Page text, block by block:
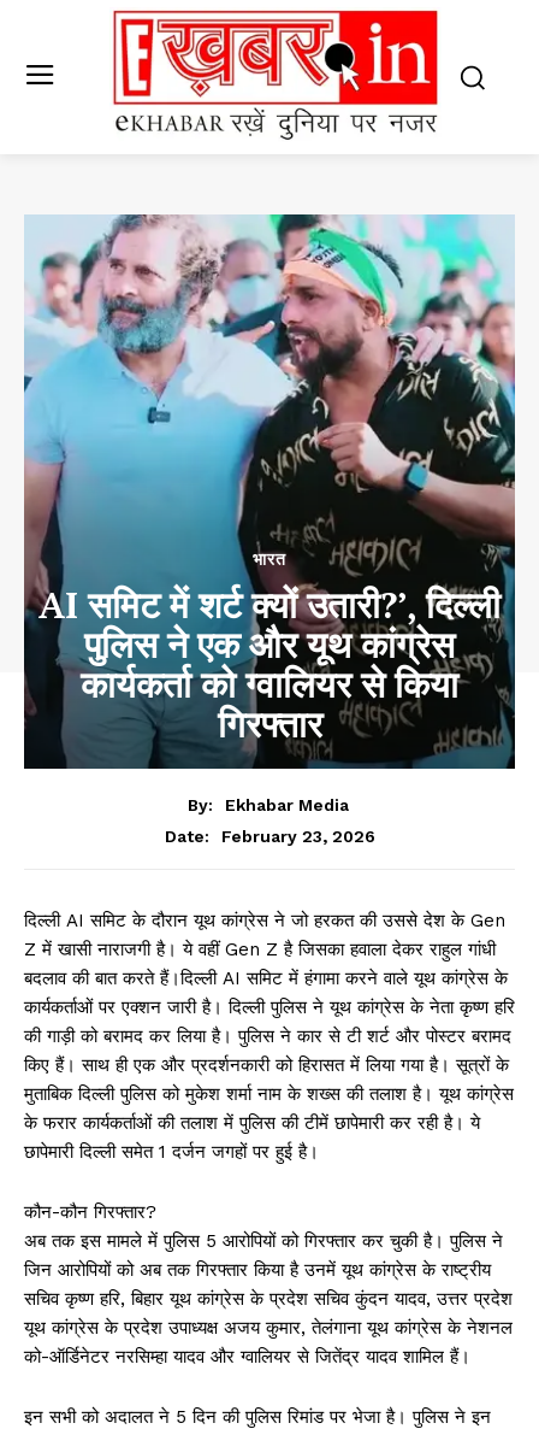
भारत
AI समिट में शर्ट क्यों उतारी?’, दिल्ली
पुलिस ने एक और यूथ कांग्रेस
कार्यकर्ता को ग्वालियर से किया
गिरफ्तार
By:
Ekhabar Media
Date:
February 23, 2026
दिल्ली AI समिट के दौरान यूथ कांग्रेस ने जो हरकत की उससे देश के Gen
Z में खासी नाराजगी है। ये वहीं Gen Z है जिसका हवाला देकर राहुल गांधी
बदलाव की बात करते हैं।दिल्ली AI समिट में हंगामा करने वाले यूथ कांग्रेस के
कार्यकर्ताओं पर एक्शन जारी है। दिल्ली पुलिस ने यूथ कांग्रेस के नेता कृष्ण हरि
की गाड़ी को बरामद कर लिया है। पुलिस ने कार से टी शर्ट और पोस्टर बरामद
किए हैं। साथ ही एक और प्रदर्शनकारी को हिरासत में लिया गया है। सूत्रों के
मुताबिक दिल्ली पुलिस को मुकेश शर्मा नाम के शख्स की तलाश है। यूथ कांग्रेस
के फरार कार्यकर्ताओं की तलाश में पुलिस की टीमें छापेमारी कर रही है। ये
छापेमारी दिल्ली समेत 1 दर्जन जगहों पर हुई है।
कौन-कौन गिरफ्तार?
अब तक इस मामले में पुलिस 5 आरोपियों को गिरफ्तार कर चुकी है। पुलिस ने
जिन आरोपियों को अब तक गिरफ्तार किया है उनमें यूथ कांग्रेस के राष्ट्रीय
सचिव कृष्ण हरि, बिहार यूथ कांग्रेस के प्रदेश सचिव कुंदन यादव, उत्तर प्रदेश
यूथ कांग्रेस के प्रदेश उपाध्यक्ष अजय कुमार, तेलंगाना यूथ कांग्रेस के नेशनल
को-ऑर्डिनेटर नरसिम्हा यादव और ग्वालियर से जितेंद्र यादव शामिल हैं।
इन सभी को अदालत ने 5 दिन की पुलिस रिमांड पर भेजा है। पुलिस ने इन